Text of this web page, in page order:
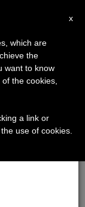
×
la pausa
de verano
el
x
which are
the
want to know
the cookies,
a link or
use of cookies.